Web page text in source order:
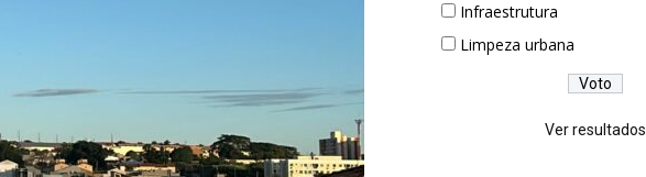
Infraestrutura
Limpeza urbana
Ver resultados